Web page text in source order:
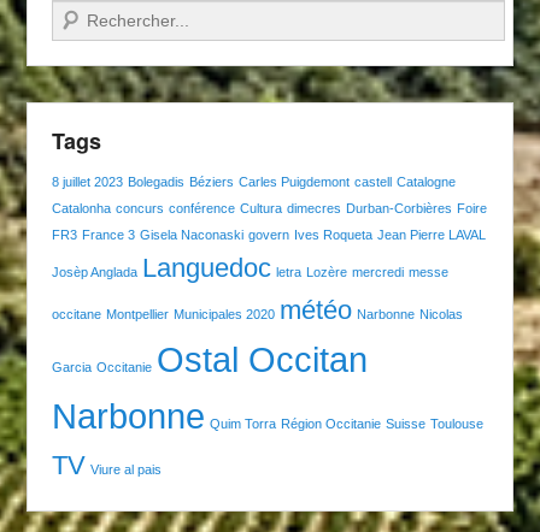
Recherche
Tags
8 juillet 2023 Bolegadis Béziers Carles Puigdemont castell Catalogne
Catalonha concurs conférence Cultura dimecres Durban-Corbières Foire
FR3 France 3 Gisela Naconaski govern Ives Roqueta Jean Pierre LAVAL
Josèp Anglada Languedoc letra Lozère mercredi messe
occitane Montpellier Municipales 2020 météo Narbonne Nicolas
Garcia Occitanie Ostal Occitan
Narbonne Quim Torra Région Occitanie Suisse Toulouse
TV Viure al pais